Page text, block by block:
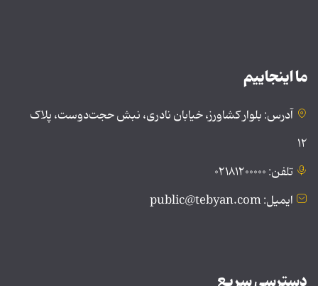
ما اینجاییم
آدرس: بلوار کشاورز، خیابان نادری، نبش حجت‌دوست، پلاک
۱۲
تلفن: ۰۲۱۸۱۲۰۰۰۰۰
ایمیل: public@tebyan.com